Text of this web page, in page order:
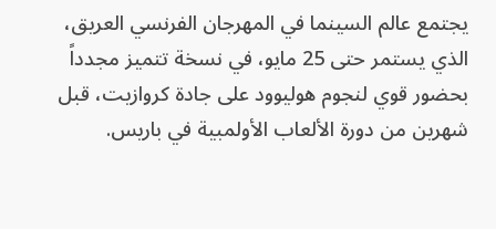
يجتمع عالم السينما في المهرجان الفرنسي العريق،
الذي يستمر حتى 25 مايو، في نسخة تتميز مجدداً
بحضور قوي لنجوم هوليوود على جادة كروازيت، قبل
شهرين من دورة الألعاب الأولمبية في باريس.